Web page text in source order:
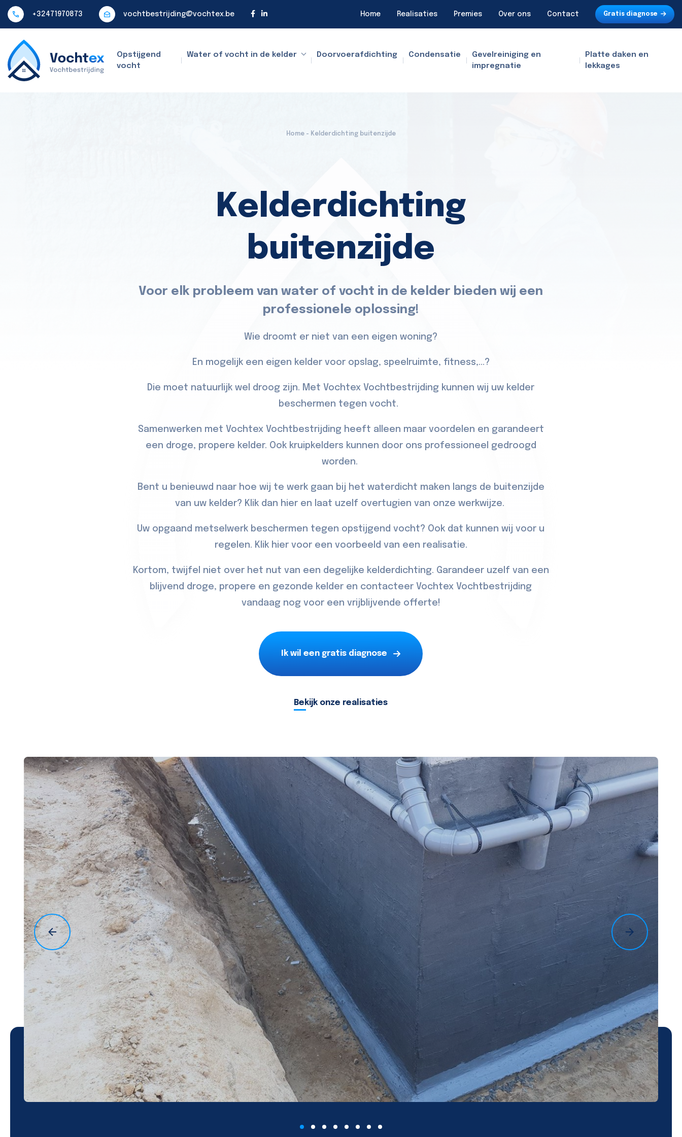
+32471970873 vochtbestrijding@vochtex.be Home Realisaties Premies Over ons Contact Gratis diagnose
Opstijgend
vocht
Water of vocht in de kelder Doorvoerafdichting Condensatie
Gevelreiniging en
impregnatie
Platte daken en
lekkages
Home - Kelderdichting buitenzijde
Kelderdichting
buitenzijde
Voor elk probleem van water of vocht in de kelder bieden wij een
professionele oplossing!
Wie droomt er niet van een eigen woning?
En mogelijk een eigen kelder voor opslag, speelruimte, fitness,...?
Die moet natuurlijk wel droog zijn. Met Vochtex Vochtbestrijding kunnen wij uw kelder
beschermen tegen vocht.
Samenwerken met Vochtex Vochtbestrijding heeft alleen maar voordelen en garandeert
een droge, propere kelder. Ook kruipkelders kunnen door ons professioneel gedroogd
worden.
Bent u benieuwd naar hoe wij te werk gaan bij het waterdicht maken langs de buitenzijde
van uw kelder? Klik dan hieren laat uzelf overtugien van onze werkwijze.
Uw opgaand metselwerk beschermen tegen opstijgend vocht? Ook dat kunnen wij voor u
regelen. Klik hiervoor een voorbeeld van een realisatie.
Kortom, twijfel niet over het nut van een degelijke kelderdichting. Garandeer uzelf van een
blijvend droge, propere en gezonde kelder en contacteer Vochtex Vochtbestrijding
vandaag nog voor een vrijblijvende offerte!
Ik wil een gratis diagnose
Bekijk onze realisaties